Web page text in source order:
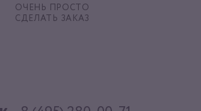
ОЧЕНЬ ПРОСТО
СДЕЛАТЬ ЗАКАЗ